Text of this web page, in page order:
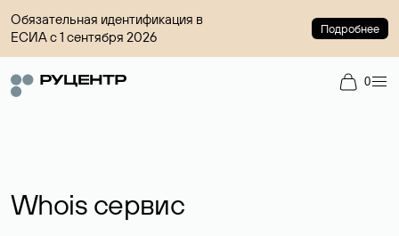
Обязательная идентификация в
ЕСИА с 1 сентября 2026
Подробнее
0
Whois сервис